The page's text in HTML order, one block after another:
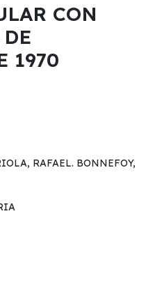
CON
1970
RAFAEL. BONNEFOY,